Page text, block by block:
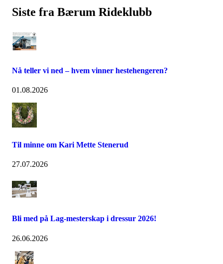
Siste fra Bærum Rideklubb
Nå teller vi ned – hvem vinner hestehengeren?
01.08.2026
Til minne om Kari Mette Stenerud
27.07.2026
Bli med på Lag-mesterskap i dressur 2026!
26.06.2026